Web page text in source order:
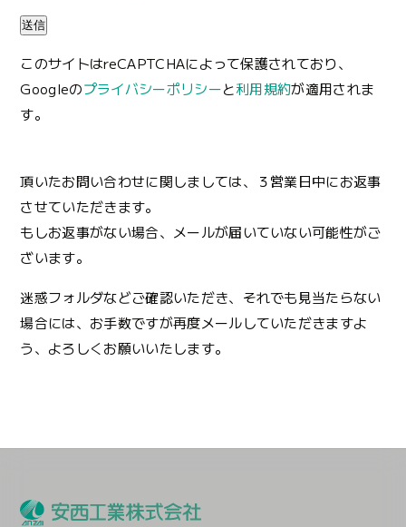
このサイトはreCAPTCHAによって保護されており、
Googleのプライバシーポリシーと利用規約が適用されま
す。
頂いたお問い合わせに関しましては、３営業日中にお返事
させていただきます。
もしお返事がない場合、メールが届いていない可能性がご
ざいます。
迷惑フォルダなどご確認いただき、それでも見当たらない
場合には、お手数ですが再度メールしていただきますよ
う、よろしくお願いいたします。